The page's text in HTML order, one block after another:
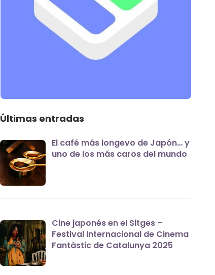
Últimas entradas
El café más longevo de Japón… y
uno de los más caros del mundo
Cine japonés en el Sitges –
Festival Internacional de Cinema
Fantàstic de Catalunya 2025